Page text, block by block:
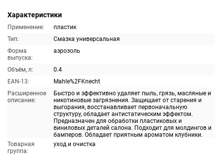
Характеристики
Применение:
пластик
Тип:
Смазка универсальная
Форма
выпуска:
аэрозоль
Объём, л:
0.4
EAN-13:
Mahle%2FKnecht
Расширенное
описание:
Быстро и эффективно удаляет пыль, грязь, масляные и
никотиновые загрязнения. Защищает от старения и
выгорания, восстанавливает первоначальную
структуру, обладает антистатическим эффектом.
Предназначен для обработки пластиковых и
виниловых деталей салона. Подходит для молдингов и
бамперов. Обладает приятным ароматом клубники.
Товарная
группа:
уход и очистка